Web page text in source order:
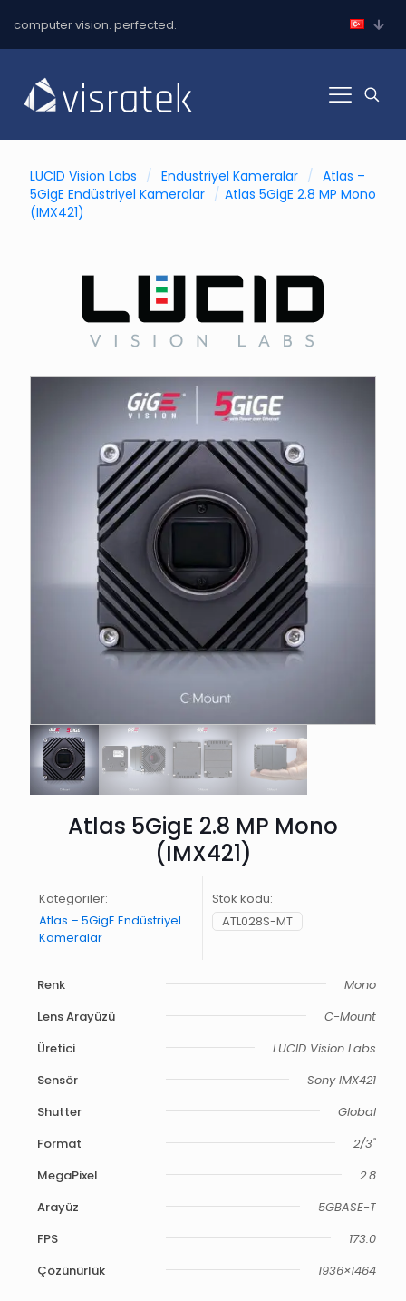
computer vision. perfected.
LUCID Vision Labs / Endüstriyel Kameralar / Atlas –
5GigE Endüstriyel Kameralar / Atlas 5GigE 2.8 MP Mono
(IMX421)
Atlas 5GigE 2.8 MP Mono
(IMX421)
Kategoriler:
Atlas – 5GigE Endüstriyel
Kameralar
Stok kodu:
ATL028S-MT
Renk
Mono
Lens Arayüzü
C-Mount
Üretici
LUCID Vision Labs
Sensör
Sony IMX421
Shutter
Global
Format
2/3"
MegaPixel
2.8
Arayüz
5GBASE-T
FPS
173.0
Çözünürlük
1936×1464